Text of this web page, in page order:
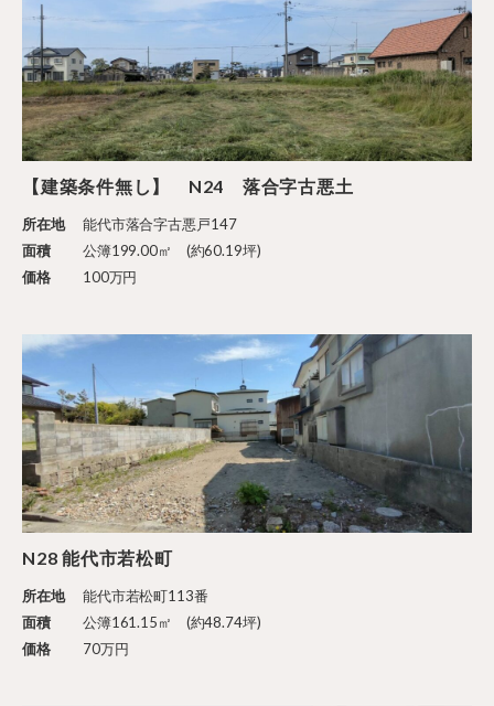
【建築条件無し】 N24 落合字古悪土
所在地
能代市落合字古悪戸147
面積
公簿199.00㎡ (約60.19坪)
価格
100万円
N28 能代市若松町
所在地
能代市若松町113番
面積
公簿161.15㎡ (約48.74坪)
価格
70万円